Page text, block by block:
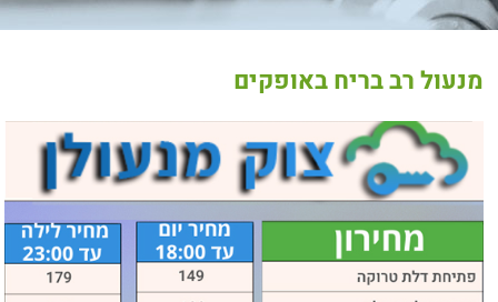
מנעול רב בריח באופקים